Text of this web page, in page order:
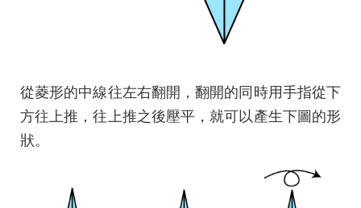
從菱形的中線往左右翻開，翻開的同時用手指從下
方往上推，往上推之後壓平，就可以產生下圖的形
狀。